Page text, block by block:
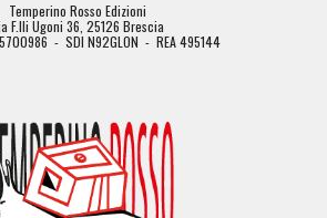
Temperino Rosso Edizioni
F.lli Ugoni 36, 25126 Brescia
- SDI N92GLON - REA 495144